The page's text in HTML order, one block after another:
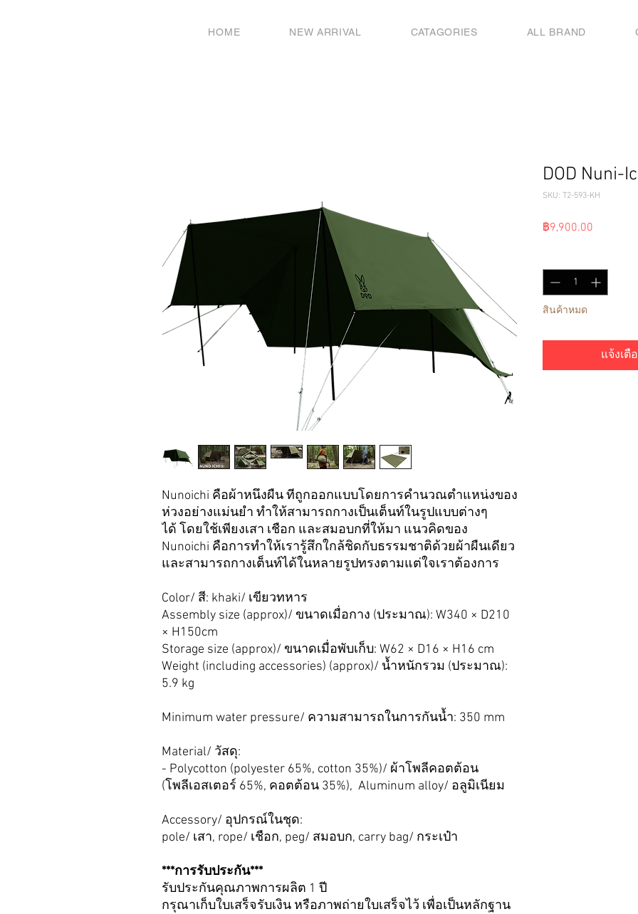
HOME NEW ARRIVAL CATAGORIES ALL BRAND
Nunoichi คือผ้าหนึ่งผืน ที่ถูกออกแบบโดยการคำนวณตำแหน่งของ
ห่วงอย่างแม่นยำ ทำให้สามารถกางเป็นเต็นท์ในรูปแบบต่างๆ
ได้ โดยใช้เพียงเสา เชือก และสมอบกที่ให้มา แนวคิดของ
Nunoichi คือการทำให้เรารู้สึกใกล้ชิดกับธรรมชาติด้วยผ้าผืนเดียว
และสามารถกางเต็นท์ได้ในหลายรูปทรงตามแต่ใจเราต้องการ
Color/ สี: khaki/ เขียวทหาร
Assembly size (approx)/ ขนาดเมื่อกาง (ประมาณ): W340 × D210
× H150cm
Storage size (approx)/ ขนาดเมื่อพับเก็บ: W62 × D16 × H16 cm
Weight (including accessories) (approx)/ น้ำหนักรวม (ประมาณ):
5.9 kg
Minimum water pressure/ ความสามารถในการกันน้ำ: 350 mm
Material/ วัสดุ:
- Polycotton (polyester 65%, cotton 35%)/ ผ้าโพลีคอตต้อน
(โพลีเอสเตอร์ 65%, คอตต้อน 35%), Aluminum alloy/ อลูมิเนียม
Accessory/ อุปกรณ์ในชุด:
pole/ เสา, rope/ เชือก, peg/ สมอบก, carry bag/ กระเป๋า
***การรับประกัน***
รับประกันคุณภาพการผลิต 1 ปี
กรุณาเก็บใบเสร็จรับเงิน หรือภาพถ่ายใบเสร็จไว้ เพื่อเป็นหลักฐาน
DOD Nuni-
SKU: T2-593-KH
฿9,900.00
สินค้าหมด
แจ้งเตื